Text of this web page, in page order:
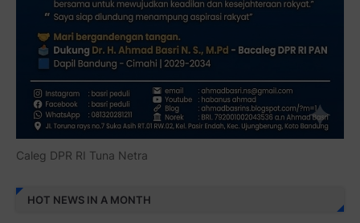
Caleg DPR RI Tuna Netra
HOT NEWS IN A MONTH